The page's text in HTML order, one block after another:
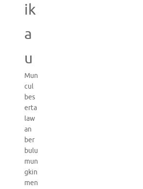
ik
a
u
Mun
cul
bes
erta
law
an
ber
bulu
mun
gkin
men